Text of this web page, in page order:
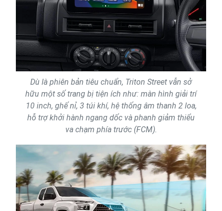
Dù là phiên bản tiêu chuẩn, Triton Street vẫn sở
hữu một số trang bị tiện ích như: màn hình giải trí
10 inch, ghế nỉ, 3 túi khí, hệ thống âm thanh 2 loa,
hỗ trợ khởi hành ngang dốc và phanh giảm thiểu
va chạm phía trước (FCM).